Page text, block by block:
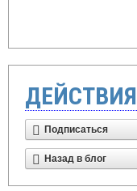
ДЕЙСТВИЯ
Подписаться
Назад в блог